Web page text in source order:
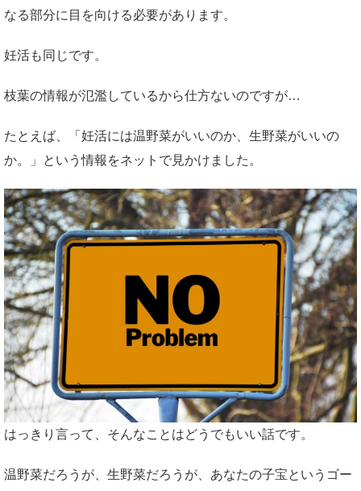
なる部分に目を向ける必要があります。
妊活も同じです。
枝葉の情報が氾濫しているから仕方ないのですが…
たとえば、「妊活には温野菜がいいのか、生野菜がいいの
か。」という情報をネットで見かけました。
はっきり言って、そんなことはどうでもいい話です。
温野菜だろうが、生野菜だろうが、あなたの子宝というゴー